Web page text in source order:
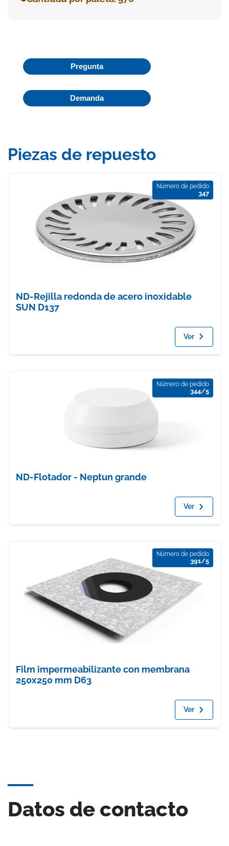
Pregunta
Demanda
Piezas de repuesto
Número de pedido
347
ND-Rejilla redonda de acero inoxidable
SUN D137
Ver
Número de pedido
344/5
ND-Flotador - Neptun grande
Ver
Número de pedido
391/5
Film impermeabilizante con membrana
250x250 mm D63
Ver
Datos de contacto